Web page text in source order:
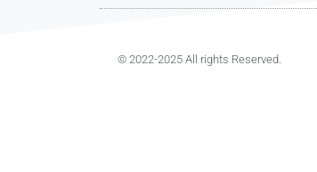
© 2022-2025 All rights Reserved.